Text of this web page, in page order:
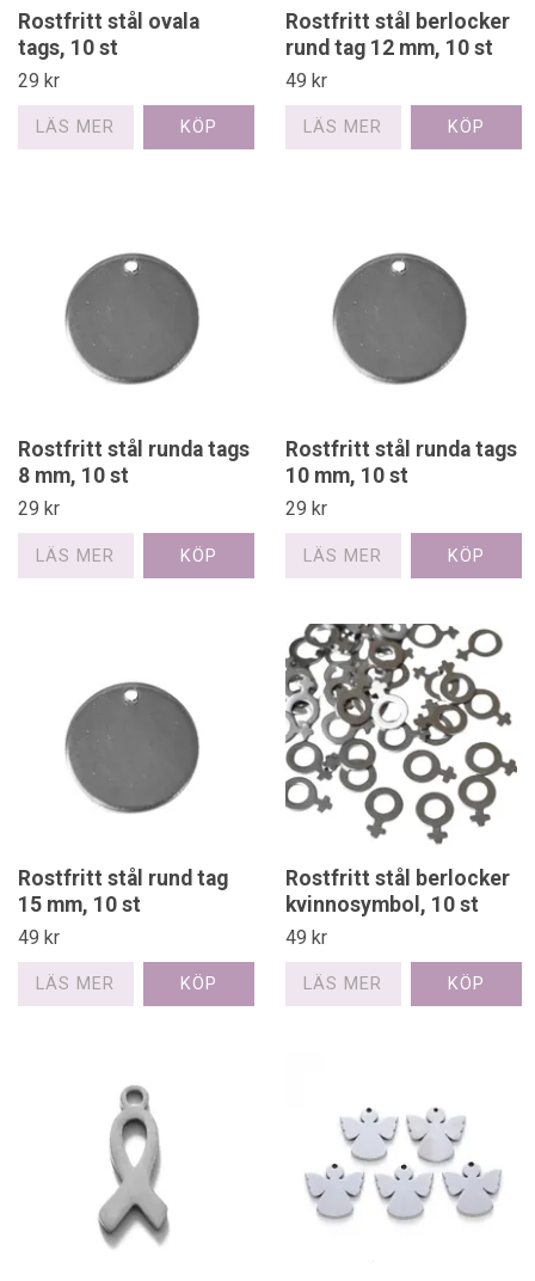
Rostfritt stål ovala
tags, 10 st
29 kr
LÄS MER
Rostfritt stål berlocker
rund tag 12 mm, 10 st
49 kr
LÄS MER
Rostfritt stål runda tags
8 mm, 10 st
29 kr
LÄS MER
Rostfritt stål runda tags
10 mm, 10 st
29 kr
LÄS MER
Rostfritt stål rund tag
15 mm, 10 st
49 kr
LÄS MER
Rostfritt stål berlocker
kvinnosymbol, 10 st
49 kr
LÄS MER